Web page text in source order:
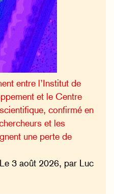
entre l’Institut de
et le Centre
confirmé en
et les
une perte de
Le 3 août 2026, par Luc